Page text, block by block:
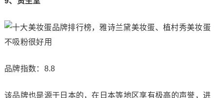
品牌指数：8.8
该品牌也是源于日本的，在日本等地区享有极高的声誉，进